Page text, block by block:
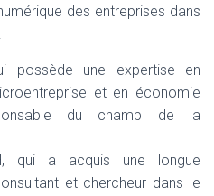
des entreprises dans
possède une expertise en
et en économie
du champ de la
qui a acquis une longue
et chercheur dans le